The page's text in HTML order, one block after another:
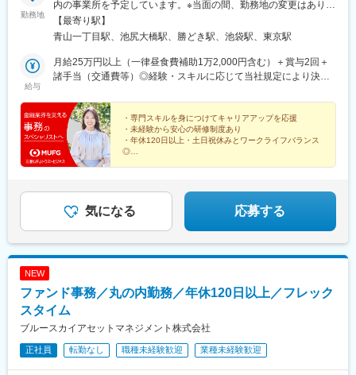
勤務地
内の事業所を予定しています。※当面の間、勤務地の変更はありま
せん。（変更の範囲：会社の定める事業所）◆青山事業所（本
社、青山事務部、総務事務部、本店事務第1部）／東京都港区北青
東京都世田谷区池尻・最寄り駅：「池尻大橋」駅◆晴海事業所
（年金事務部）／東京都中央区晴海・最寄り駅：「勝どき」駅◆
島区西池袋・最寄り駅：「池袋」駅◆丸の内事業所（本店事務第1
部、本店事務第2部）／東京都千代田区丸の内・最寄り駅：「東
京」駅◆港南事業所（不動産事務部）／東京都港区港南・最寄り
駅：「品川」駅※受動喫煙対策：あり
【最寄り駅】
青山一丁目駅、池尻大橋駅、勝どき駅、池袋駅、東京駅
給与
月給25万円以上（一律昼食費補助1万2,000円含む）＋賞与2回＋
諸手当（交通費等）◎経験・スキルに応じて当社規定により決定
・専門スキルを身につけてキャリアアップを応援
・未経験から安心の研修制度あり
・年休120日以上・土日祝休みとワークライフバランス
◎
気になる 応募する
NEW
ファンド事務／丸の内勤務／年休120日以上／フレック
スタイム
ブルースカイアセットマネジメント株式会社
正社員 転勤なし 職種未経験歓迎 業種未経験歓迎